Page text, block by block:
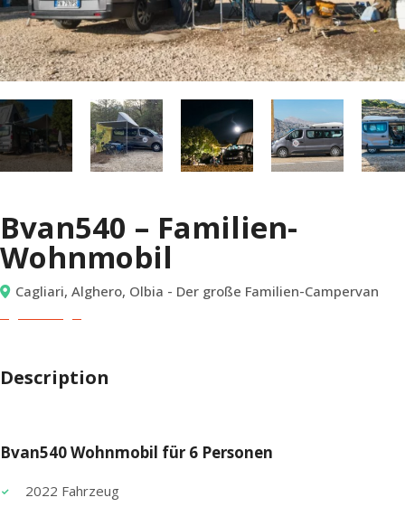
Bvan540 – Familien-
Wohnmobil
Cagliari, Alghero, Olbia - Der große Familien-Campervan
Description
Bvan540 Wohnmobil für 6 Personen
2022 Fahrzeug